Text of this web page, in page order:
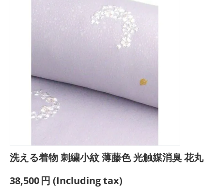
洗える着物 刺繍小紋 薄藤色 光触媒消臭 花丸
38,500円 (Including tax)